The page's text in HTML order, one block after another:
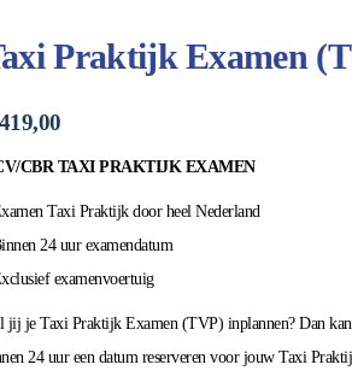
Praktijk Examen
CBR TAXI PRAKTIJK EXAMEN
Taxi Praktijk door heel Nederland
24 uur examendatum
examenvoertuig
jij je Taxi Praktijk Examen (TVP) inplannen? Dan
24 uur een datum reserveren voor jouw Taxi